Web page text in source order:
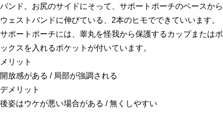
バンド。お尻のサイドにそって、サポートポーチのベースから
ウェストバンドに伸びている、2本のヒモでできていいます。
サポートポーチには、睾丸を怪我から保護するカップまたはボ
ックスを入れるポケットが付いています。
メリット
開放感がある / 局部が強調される
デメリット
後姿はウケが悪い場合がある / 無くしやすい